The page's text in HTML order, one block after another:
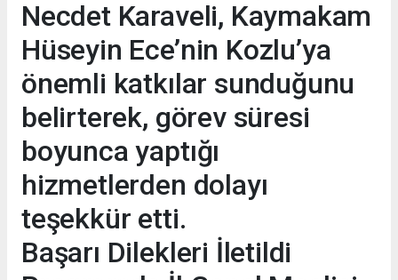
Necdet Karaveli, Kaymakam
Hüseyin Ece’nin Kozlu’ya
önemli katkılar sunduğunu
belirterek, görev süresi
boyunca yaptığı
hizmetlerden dolayı
teşekkür etti.
Başarı Dilekleri İletildi